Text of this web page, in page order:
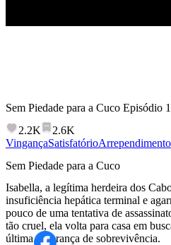
Sem Piedade para a Cuco Episódio 1
2.2K
2.6K
VingançaSatisfatórioArrependimento
Sem Piedade para a Cuco
Isabella, a legítima herdeira dos
insuficiência hepática terminal e
pouco de uma tentativa de
tão cruel, ela volta para casa em
última esperança de sobrevivência.